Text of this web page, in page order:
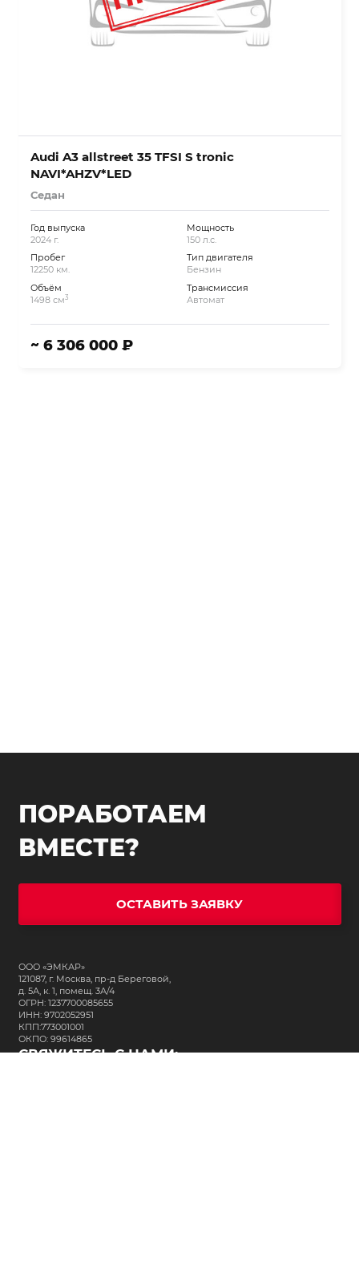
Audi A3 allstreet 35 TFSI S tronic
NAVI*AHZV*LED
Седан
Год выпуска
2024 г.
Пробег
12250 км.
Объём
1498 см3
Мощность
150 л.с.
Тип двигателя
Бензин
Трансмиссия
Автомат
~ 6 306 000 ₽
ПОРАБОТАЕМ
ВМЕСТЕ?
ОСТАВИТЬ ЗАЯВКУ
ООО «ЭМКАР»
121087, г. Москва, пр-д Береговой,
д. 5А, к. 1, помещ. 3А/4
ОГРН: 1237700085655
ИНН: 9702052951
КПП:773001001
ОКПО: 99614865
СВЯЖИТЕСЬ С НАМИ: